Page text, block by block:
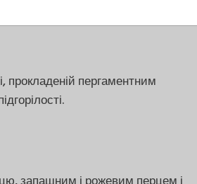
прокладеній пергаментним